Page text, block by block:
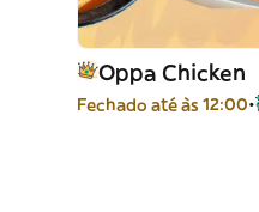
Oppa Chicken
Fechado até às 12:00